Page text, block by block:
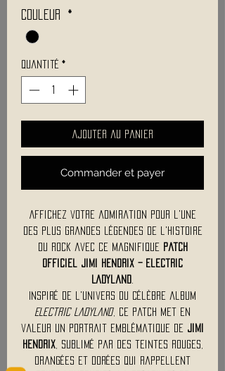
Couleur *
Quantité *
Ajouter au panier
Commander et payer
Affichez votre admiration pour l'une
des plus grandes légendes de l'histoire
du rock avec ce magnifique
patch
officiel Jimi Hendrix – Electric
Ladyland
Inspiré de l'univers du célèbre album
Electric Ladyland, ce patch met en
valeur un portrait emblématique de Jimi
Hendrix , sublimé par des teintes rouges,
orangées et dorées qui rappellent